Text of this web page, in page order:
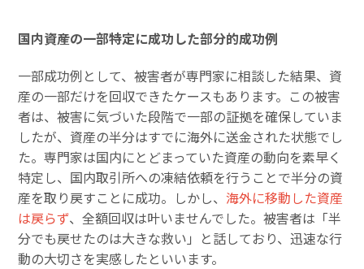
国内資産の一部特定に成功した部分的成功例
一部成功例として、被害者が専門家に相談した結果、資
産の一部だけを回収できたケースもあります。この被害
者は、被害に気づいた段階で一部の証拠を確保していま
したが、資産の半分はすでに海外に送金された状態でし
た。専門家は国内にとどまっていた資産の動向を素早く
特定し、国内取引所への凍結依頼を行うことで半分の資
産を取り戻すことに成功。しかし、海外に移動した資産
は戻らず、全額回収は叶いませんでした。被害者は「半
分でも戻せたのは大きな救い」と話しており、迅速な行
動の大切さを実感したといいます。